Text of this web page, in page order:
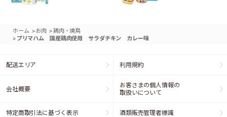
ホーム >お肉 >鶏肉・焼鳥
> プリマハム 国産鶏肉使用 サラダチキン カレー味
配送エリア 利用規約
会社概要
お客さまの個人情報の
取扱いについて
特定商取引法に基づく表示 酒類販売管理者標識